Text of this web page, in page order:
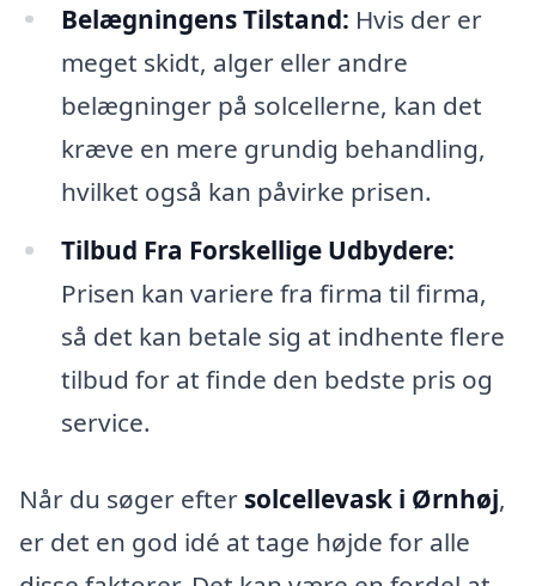
Belægningens Tilstand: Hvis der er
meget skidt, alger eller andre
belægninger på solcellerne, kan det
kræve en mere grundig behandling,
hvilket også kan påvirke prisen.
Tilbud Fra Forskellige Udbydere:
Prisen kan variere fra firma til firma,
så det kan betale sig at indhente flere
tilbud for at finde den bedste pris og
service.
Når du søger efter solcellevask i Ørnhøj,
er det en god idé at tage højde for alle